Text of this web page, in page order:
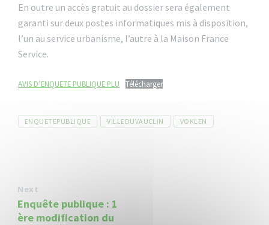
En outre un accès gratuit au dossier sera également
garanti sur deux postes informatiques mis à disposition,
l’un au service urbanisme, l’autre à la Maison France
Service.
AVIS D’ENQUETE PUBLIQUE PLU Télécharger
Tags
ENQUETEPUBLIQUE VILLEDUVAUCLIN VOKLEN
Next
Enquête publique : 1
ère modification du